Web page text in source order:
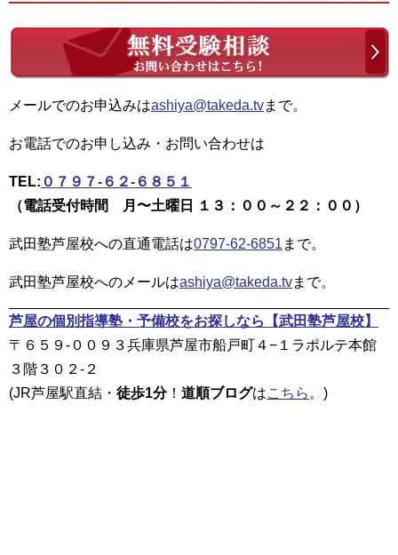
メールでのお申込みはashiya@takeda.tvまで。
お電話でのお申し込み・お問い合わせは
TEL: ０７９７-６２-６８５１
（電話受付時間 月〜土曜日 １３：００～２２：００）
武田塾芦屋校への直通電話は0797-62-6851 まで。
武田塾芦屋校へのメールはashiya@takeda.tvまで。
芦屋の個別指導塾・予備校をお探しなら
【武田塾芦屋校】
〒６５９-００９３兵庫県芦屋市船戸町４−１ラポルテ本館
３階３０２-２
(JR芦屋駅直結・ 徒歩1分！ 道順ブログはこちら 。)